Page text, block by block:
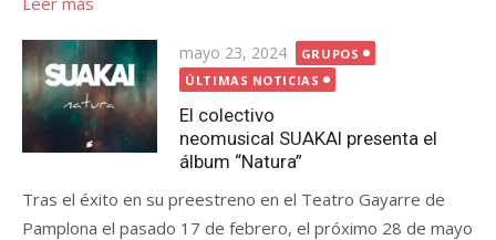
Publicada
el
mayo 23, 2024
GRUPOS
ÚLTIMAS NOTICIAS
El colectivo
neomusical SUAKAI presenta el
álbum “Natura”
Tras el éxito en su preestreno en el Teatro Gayarre de
Pamplona el pasado 17 de febrero, el próximo 28 de mayo